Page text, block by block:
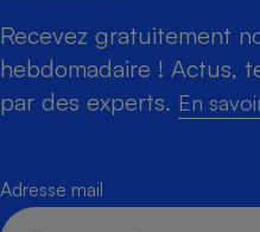
Recevez gratuitement
hebdomadaire ! Actus,
par des experts. En
Adresse mail